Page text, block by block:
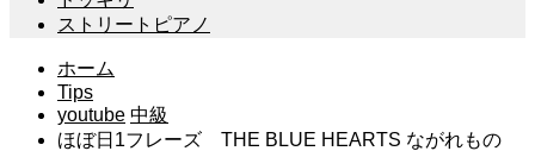
ストリートピアノ
ホーム
Tips
youtube 中級
ほぼ日1フレーズ THE BLUE HEARTS ながれもの